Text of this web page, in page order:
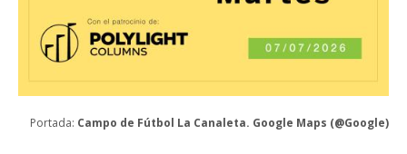
Portada: Campo de Fútbol La Canaleta. Google Maps (@Google)